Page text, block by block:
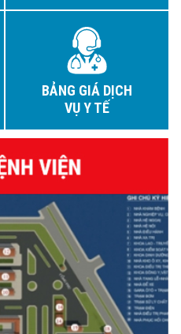
BẢNG GIÁ DỊCH
VỤ Y TẾ